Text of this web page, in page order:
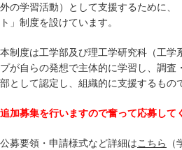
外の学習活動）として支援するために、
ト」制度を設けています。
本制度は工学部及び理工学研究科（工学
プが自らの発想で主体的に学習し、調査
部として認定し、組織的に支援するもの
追加募集を行いますので奮って応募して
公募要領・申請様式など詳細はこちら